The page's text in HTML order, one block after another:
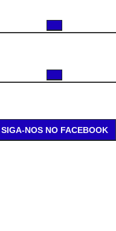
SIGA-NOS NO FACEBOOK